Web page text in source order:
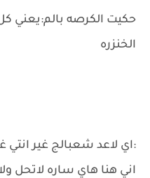
حكيت الكرصه بالم:يعني
الخنزره
:اي لاعد شعبالج غير انتي
اني هنا هاي ساره لاتحل